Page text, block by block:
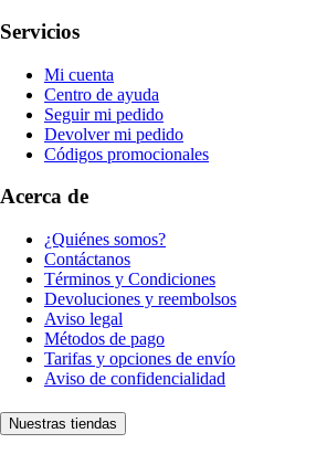
Servicios
Mi cuenta
Centro de ayuda
Seguir mi pedido
Devolver mi pedido
Códigos promocionales
Acerca de
¿Quiénes somos?
Contáctanos
Términos y Condiciones
Devoluciones y reembolsos
Aviso legal
Métodos de pago
Tarifas y opciones de envío
Aviso de confidencialidad
Nuestras tiendas